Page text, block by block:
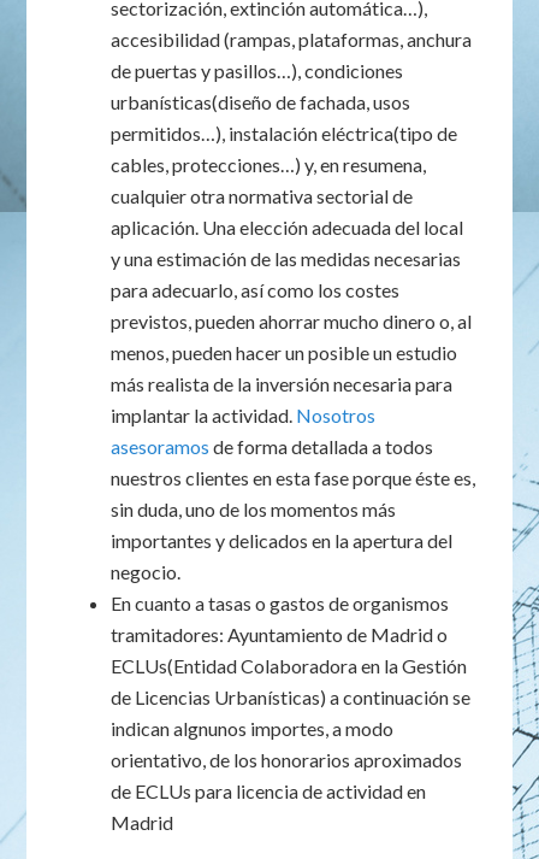
sectorización, extinción automática…),
accesibilidad (rampas, plataformas, anchura
de puertas y pasillos…), condiciones
urbanísticas(diseño de fachada, usos
permitidos…), instalación eléctrica(tipo de
cables, protecciones…) y, en resumena,
cualquier otra normativa sectorial de
aplicación. Una elección adecuada del local
y una estimación de las medidas necesarias
para adecuarlo, así como los costes
previstos, pueden ahorrar mucho dinero o, al
menos, pueden hacer un posible un estudio
más realista de la inversión necesaria para
implantar la actividad. Nosotros
asesoramos de forma detallada a todos
nuestros clientes en esta fase porque éste es,
sin duda, uno de los momentos más
importantes y delicados en la apertura del
negocio.
En cuanto a tasas o gastos de organismos
tramitadores: Ayuntamiento de Madrid o
ECLUs(Entidad Colaboradora en la Gestión
de Licencias Urbanísticas) a continuación se
indican algnunos importes, a modo
orientativo, de los honorarios aproximados
de ECLUs para licencia de actividad en
Madrid